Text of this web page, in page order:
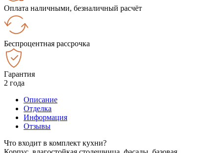
Оплата наличными, безналичный расчёт
Беспроцентная рассрочка
Гарантия
2 года
Описание
Отделка
Информация
Отзывы
Что входит в комплект кухни?